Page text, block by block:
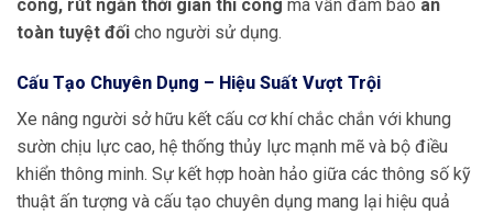
công, rút ngắn thời gian thi công mà vẫn đảm bảo an
toàn tuyệt đối cho người sử dụng.
Cấu Tạo Chuyên Dụng – Hiệu Suất Vượt Trội
Xe nâng người sở hữu kết cấu cơ khí chắc chắn với khung
sườn chịu lực cao, hệ thống thủy lực mạnh mẽ và bộ điều
khiển thông minh. Sự kết hợp hoàn hảo giữa các thông số kỹ
thuật ấn tượng và cấu tạo chuyên dụng mang lại hiệu quả